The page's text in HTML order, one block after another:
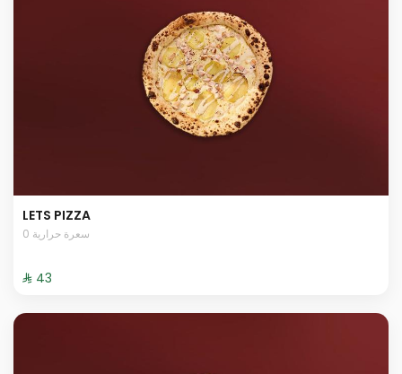
LETS PIZZA
0 سعرة حرارية
⁨⁦‪‬ 43⁩